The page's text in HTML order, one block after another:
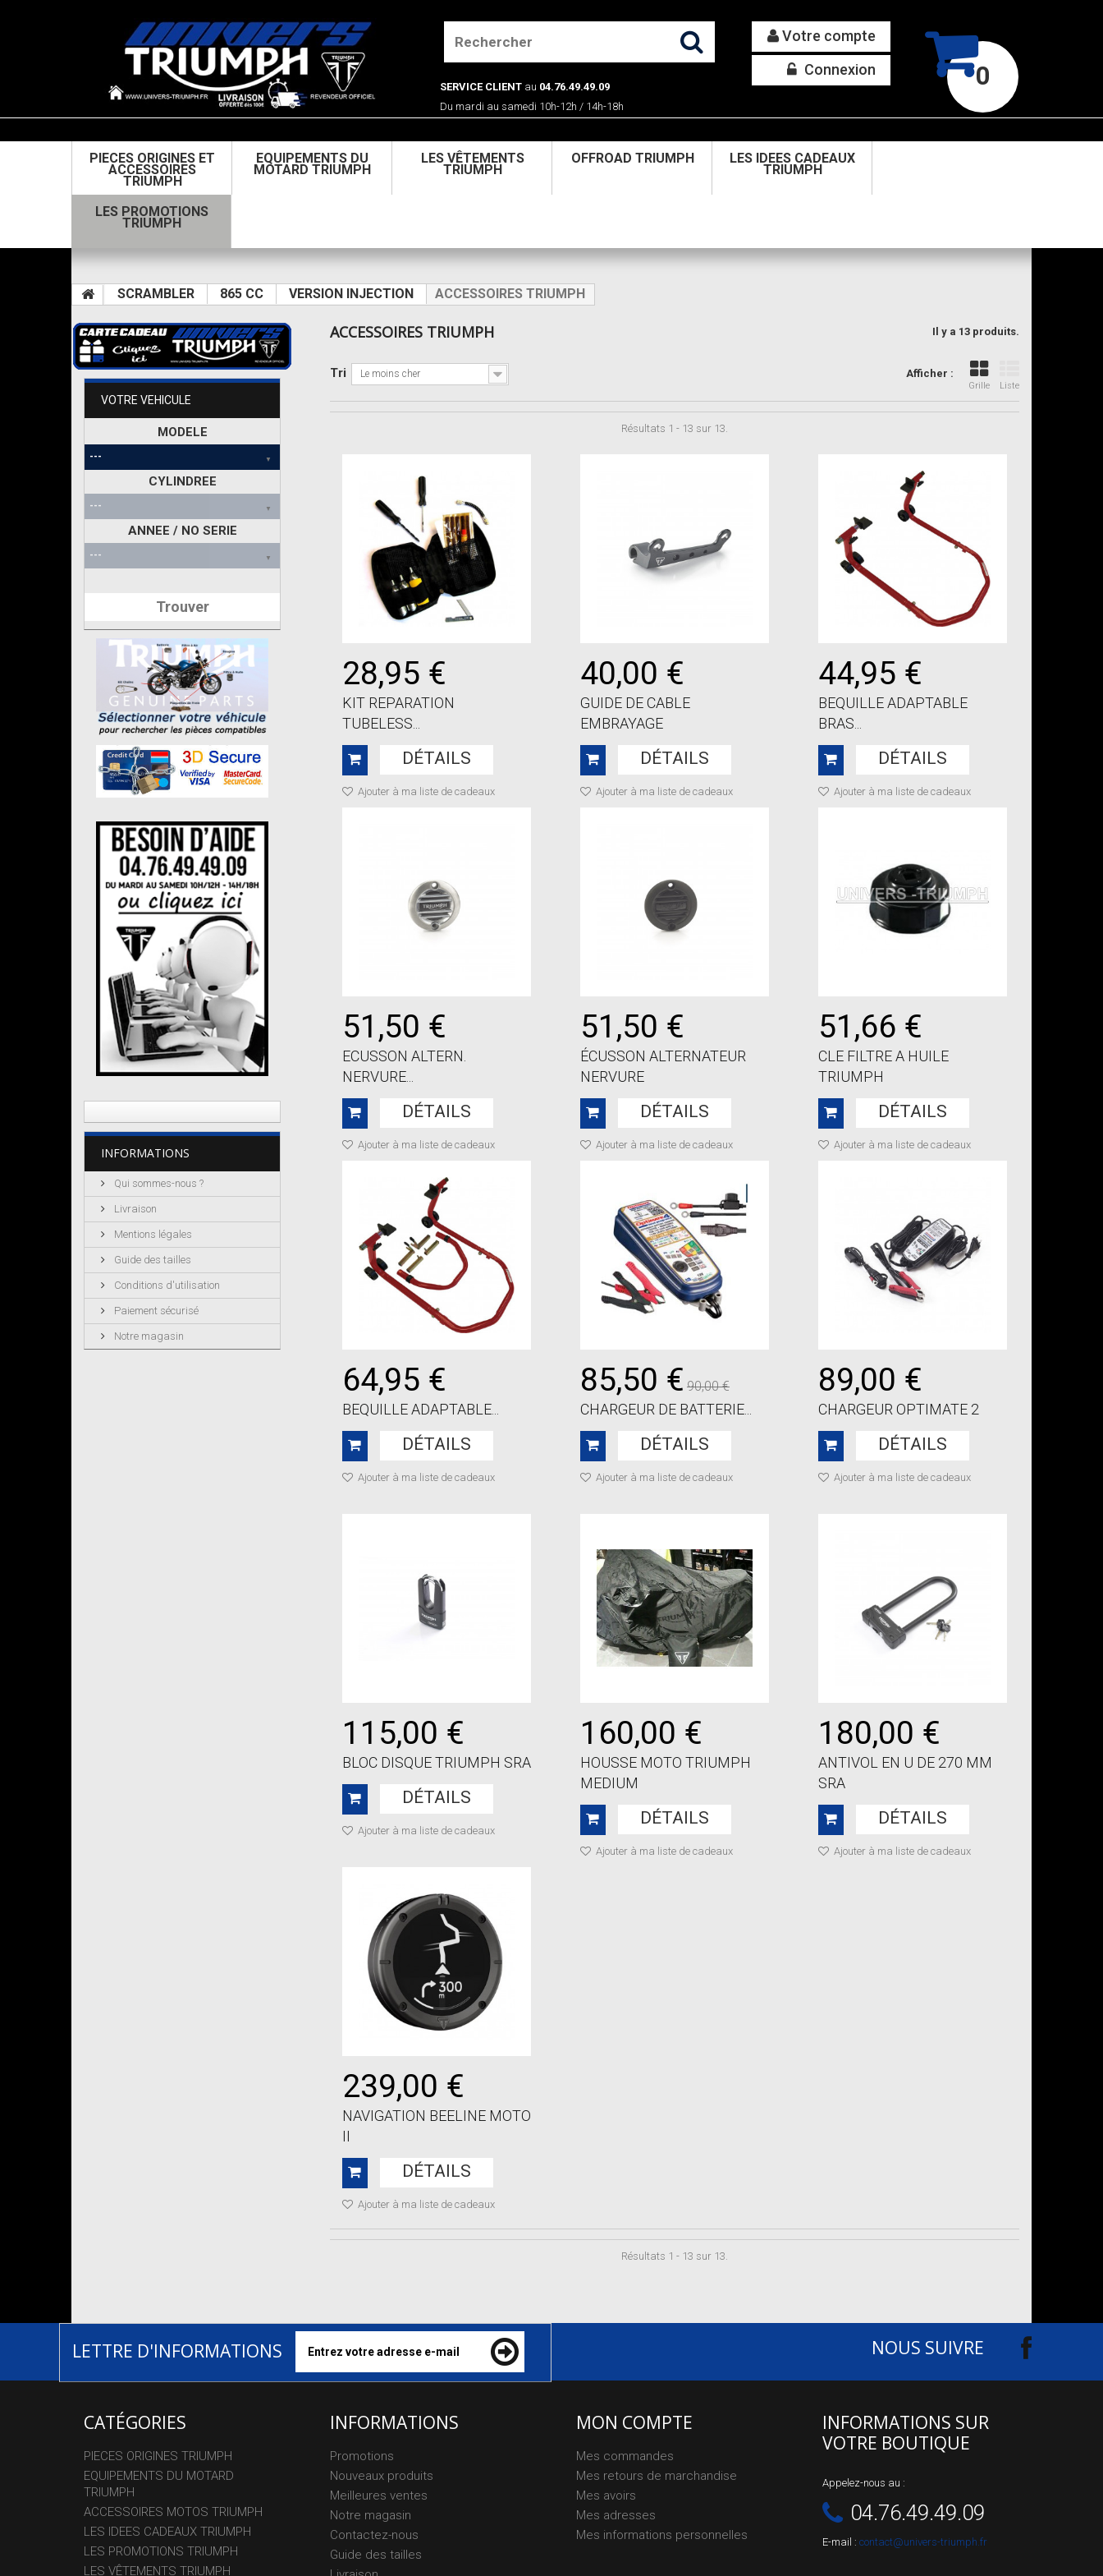
0
Votre compte
Connexion
SERVICE CLIENT au 04.76.49.49.09
Du mardi au samedi 10h-12h / 14h-18h
PIECES ORIGINES ET
ACCESSOIRES
TRIUMPH
EQUIPEMENTS DU
MOTARD TRIUMPH
LES VÊTEMENTS
TRIUMPH
OFFROAD TRIUMPH LES IDEES CADEAUX
TRIUMPH
LES PROMOTIONS
TRIUMPH
SCRAMBLER 865 CC VERSION INJECTION ACCESSOIRES TRIUMPH
VOTRE VEHICULE
MODELE
CYLINDREE
ANNEE / NO SERIE
Trouver
INFORMATIONS
Qui sommes-nous ?
Livraison
Mentions légales
Guide des tailles
Conditions d'utilisation
Paiement sécurisé
Notre magasin
ACCESSOIRES TRIUMPH Il y a 13 produits.
Afficher :
Grille Liste
Tri Le moins cher
Résultats 1 - 13 sur 13.
28,95 €
KIT REPARATION
TUBELESS...
DÉTAILS
Ajouter à ma liste de cadeaux
40,00 €
GUIDE DE CABLE
EMBRAYAGE
DÉTAILS
Ajouter à ma liste de cadeaux
44,95 €
BEQUILLE ADAPTABLE
BRAS...
DÉTAILS
Ajouter à ma liste de cadeaux
51,50 €
ECUSSON ALTERN.
NERVURE...
DÉTAILS
Ajouter à ma liste de cadeaux
51,50 €
ÉCUSSON ALTERNATEUR
NERVURE
DÉTAILS
Ajouter à ma liste de cadeaux
51,66 €
CLE FILTRE A HUILE
TRIUMPH
DÉTAILS
Ajouter à ma liste de cadeaux
64,95 €
BEQUILLE ADAPTABLE...
DÉTAILS
Ajouter à ma liste de cadeaux
85,50 € 90,00 €
CHARGEUR DE BATTERIE...
DÉTAILS
Ajouter à ma liste de cadeaux
89,00 €
CHARGEUR OPTIMATE 2
DÉTAILS
Ajouter à ma liste de cadeaux
115,00 €
BLOC DISQUE TRIUMPH SRA
DÉTAILS
Ajouter à ma liste de cadeaux
160,00 €
HOUSSE MOTO TRIUMPH
MEDIUM
DÉTAILS
Ajouter à ma liste de cadeaux
180,00 €
ANTIVOL EN U DE 270 MM
SRA
DÉTAILS
Ajouter à ma liste de cadeaux
239,00 €
NAVIGATION BEELINE MOTO
II
DÉTAILS
Ajouter à ma liste de cadeaux
Résultats 1 - 13 sur 13.
LETTRE D'INFORMATIONS NOUS SUIVRE
CATÉGORIES
PIECES ORIGINES TRIUMPH
EQUIPEMENTS DU MOTARD
TRIUMPH
ACCESSOIRES MOTOS TRIUMPH
LES IDEES CADEAUX TRIUMPH
LES PROMOTIONS TRIUMPH
LES VÊTEMENTS TRIUMPH
INFORMATIONS
Promotions
Nouveaux produits
Meilleures ventes
Notre magasin
Contactez-nous
Guide des tailles
MON COMPTE
Mes commandes
Mes retours de marchandise
Mes avoirs
Mes adresses
Mes informations personnelles
INFORMATIONS SUR
VOTRE BOUTIQUE
Appelez-nous au :
04.76.49.49.09
E-mail : contact@univers-triumph.fr